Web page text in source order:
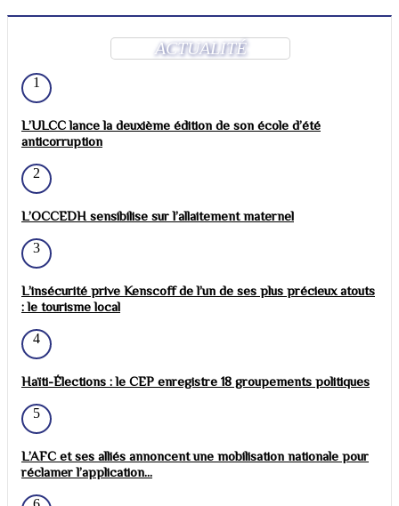
ACTUALITÉ
1
L’ULCC lance la deuxième édition de son école d’été
anticorruption
2
L’OCCEDH sensibilise sur l’allaitement maternel
3
L’insécurité prive Kenscoff de l’un de ses plus précieux atouts
: le tourisme local
4
Haïti-Élections : le CEP enregistre 18 groupements politiques
5
L’AFC et ses alliés annoncent une mobilisation nationale pour
réclamer l’application...